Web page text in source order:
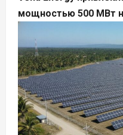
мощностью 500 МВт